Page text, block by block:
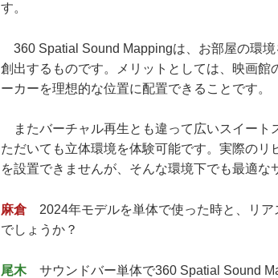
す。
360 Spatial Sound Mappingは、お部屋の環
創出するものです。メリットとしては、映画
ーカーを理想的な位置に配置できることです。
またバーチャル再生とも違って広いスイート
ただいても立体環境を体験可能です。実際の
を設置できませんが、そんな環境下でも最適な
麻倉2024年モデルを単体で使った時と、リア
でしょうか？
尾木サウンドバー単体で360 Spatial Sound